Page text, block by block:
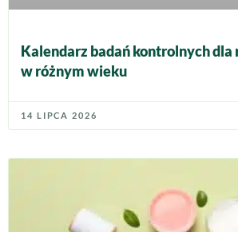
Kalendarz badań kontrolnych dla
w różnym wieku
14 LIPCA 2026